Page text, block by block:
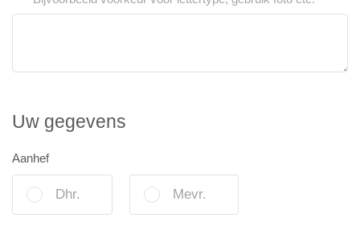
Uw gegevens
Aanhef
Dhr. Mevr.